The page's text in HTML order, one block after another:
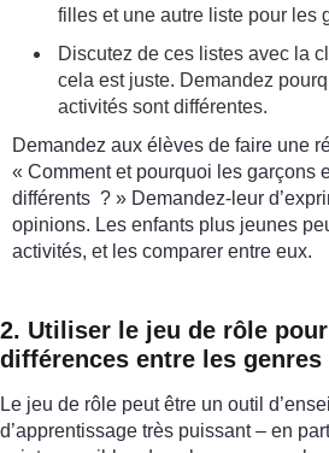
filles et une autre liste pour les
Discutez de ces listes avec la
cela est juste. Demandez
activités sont différentes.
Demandez aux élèves de faire une
« Comment et pourquoi les garçons
différents ? » Demandez-leur
opinions. Les enfants plus jeunes
activités, et les comparer entre eux.
2. Utiliser le jeu de rôle
différences entre les genres
Le jeu de rôle peut être un outil
d’apprentissage très puissant – en